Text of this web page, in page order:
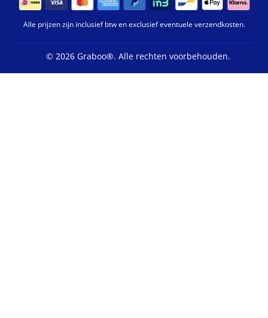
Alle prijzen zijn inclusief btw en exclusief eventuele verzendkosten.
© 2026 Graboo®. Alle rechten voorbehouden.